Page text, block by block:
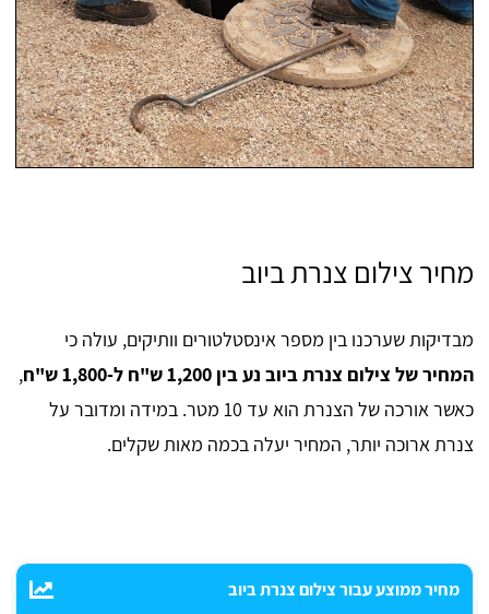
מחיר צילום צנרת ביוב
מבדיקות שערכנו בין מספר אינסטלטורים וותיקים, עולה כי
המחיר של צילום צנרת ביוב נע בין 1,200 ש"ח ל-1,800 ש"ח
,
כאשר אורכה של הצנרת הוא עד 10 מטר. במידה ומדובר על
צנרת ארוכה יותר, המחיר יעלה בכמה מאות שקלים.
מחיר ממוצע עבור צילום צנרת ביוב